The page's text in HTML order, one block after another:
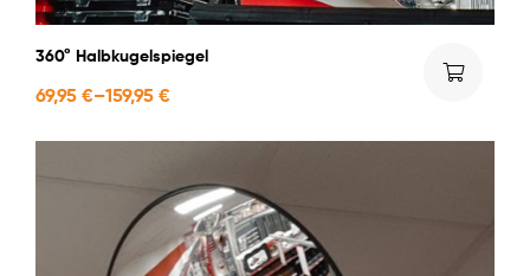
360° Halbkugelspiegel
69,95 €–159,95 €